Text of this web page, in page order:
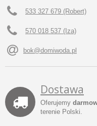
533 327 679 (Robert)
570 018 537 (Iza)
bok@domiwoda.pl
Dostawa
Oferujemy
terenie Polski.